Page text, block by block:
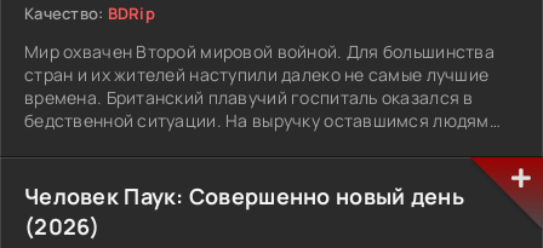
Качество: BDRip
Мир охвачен Второй мировой войной. Для большинства
стран и их жителей наступили далеко не самые лучшие
времена. Британский плавучий госпиталь оказался в
бедственной ситуации. На выручку оставшимся людям
подобраться к нужному месту не так просто. Все попытки
субмарины сблизиться с плавучим госпиталем
незамедлительно пресекаются немецким эскадренным
миноносцем. Он буквально преследует американцев по
Человек Паук: Совершенно новый день
(2026)